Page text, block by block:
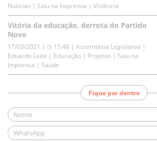
Notícias | Saiu na Imprensa | Violência
Vitória da educação, derrota do Partido
Novo
17/03/2021 | ◷ 15:48 | Assembleia Legislativa |
Eduardo Leite | Educação | Projetos | Saiu na
Imprensa | Saúde
Fique por dentro